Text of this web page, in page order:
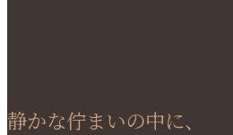
静かな佇まいの中に、